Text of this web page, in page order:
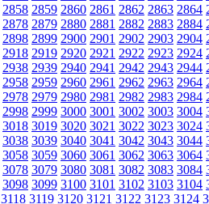
2858 2859 2860 2861 2862 2863 2864
2878 2879 2880 2881 2882 2883 2884
2898 2899 2900 2901 2902 2903 2904
2918 2919 2920 2921 2922 2923 2924
2938 2939 2940 2941 2942 2943 2944
2958 2959 2960 2961 2962 2963 2964
2978 2979 2980 2981 2982 2983 2984
2998 2999 3000 3001 3002 3003 3004
3018 3019 3020 3021 3022 3023 3024
3038 3039 3040 3041 3042 3043 3044
3058 3059 3060 3061 3062 3063 3064
3078 3079 3080 3081 3082 3083 3084
3098 3099 3100 3101 3102 3103 3104
3118 3119 3120 3121 3122 3123 3124